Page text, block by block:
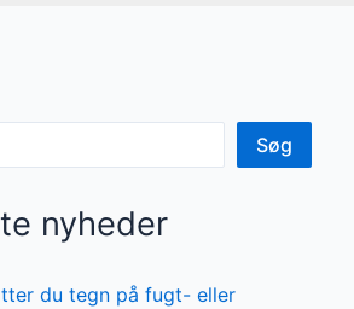
Søg
nyheder
du tegn på fugt- eller